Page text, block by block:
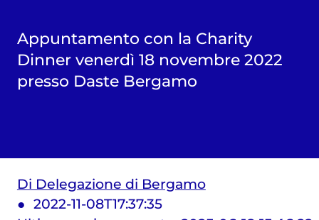
Appuntamento con la Charity
Dinner venerdì 18 novembre 2022
presso Daste Bergamo
Di Delegazione di Bergamo
2022-11-08T17:37:35